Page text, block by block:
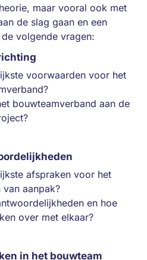
maar vooral ook met
de slag gaan en een
volgende vragen:
voorwaarden voor het
bouwteamverband aan de
afspraken voor het
aanpak?
en hoe
over met elkaar?
in het bouwteam